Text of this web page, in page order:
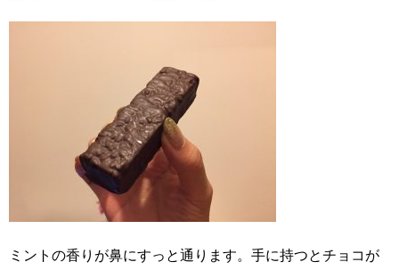
ミントの香りが鼻にすっと通ります。手に持つとチョコが